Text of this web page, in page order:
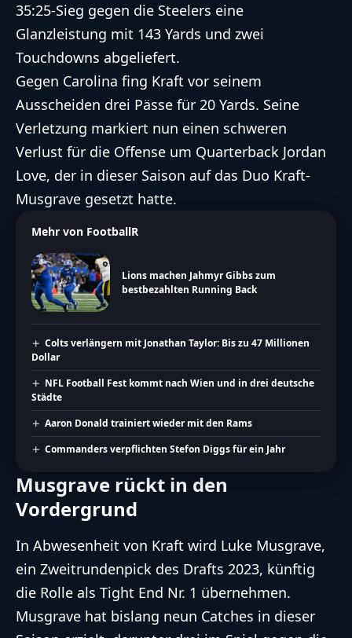
35:25-Sieg gegen die Steelers eine
Glanzleistung mit 143 Yards und zwei
Touchdowns abgeliefert.
Gegen Carolina fing Kraft vor seinem
Ausscheiden drei Pässe für 20 Yards. Seine
Verletzung markiert nun einen schweren
Verlust für die Offense um Quarterback Jordan
Love, der in dieser Saison auf das Duo Kraft-
Musgrave gesetzt hatte.
Mehr von FootballR
Lions machen Jahmyr Gibbs zum
bestbezahlten Running Back
Colts verlängern mit Jonathan Taylor: Bis zu 47 Millionen
Dollar
NFL Football Fest kommt nach Wien und in drei deutsche
Städte
Aaron Donald trainiert wieder mit den Rams
Commanders verpflichten Stefon Diggs für ein Jahr
Musgrave rückt in den
Vordergrund
In Abwesenheit von Kraft wird Luke Musgrave,
ein Zweitrundenpick des Drafts 2023, künftig
die Rolle als Tight End Nr. 1 übernehmen.
Musgrave hat bislang neun Catches in dieser